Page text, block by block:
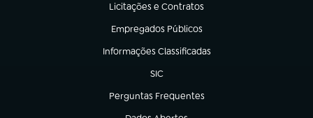
Licitações e Contratos
(abre em nova aba)
Empregados Públicos
(abre em nova aba)
Informações Classificadas
(abre em nova aba)
SIC
(abre em nova aba)
Perguntas Frequentes
(abre em nova aba)